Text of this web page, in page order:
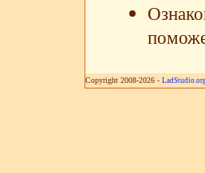
Copyright 2008-2026 - LadStudio.org